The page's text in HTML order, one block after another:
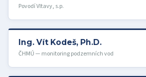
Povodí Vltavy, s.p.
Ing. Vít Kodeš, Ph.D.
ČHMÚ — monitoring podzemních vod